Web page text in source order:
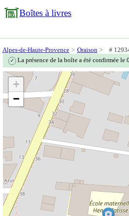
Boîtes à livres
Alpes-de-Haute-Provence Oraison #
✓ La présence de la boîte a été confirmée le
+
−